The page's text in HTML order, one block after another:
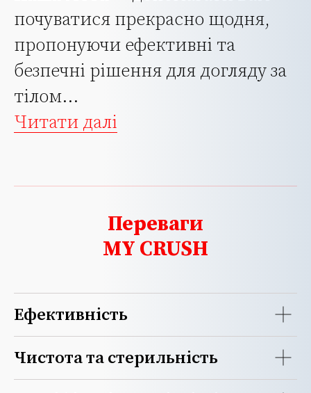
почуватися прекрасно щодня,
пропонуючи ефективні та
безпечні рішення для догляду за
тілом...
Читати далі
Переваги
MY CRUSH
Ефективність
Чистота та стерильність